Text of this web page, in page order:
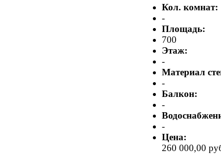
Кол. комнат:
-
Площадь:
700
Этаж:
-
Материал
-
Балкон:
-
-
Цена:
260 000,00